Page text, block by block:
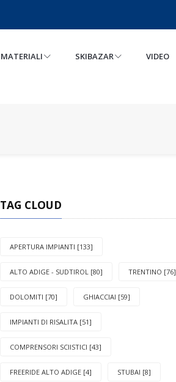
MATERIALI SKIBAZAR VIDEO
TAG CLOUD
APERTURA IMPIANTI [133]
ALTO ADIGE - SUDTIROL [80] TRENTINO [76]
DOLOMITI [70] GHIACCIAI [59]
IMPIANTI DI RISALITA [51]
COMPRENSORI SCIISTICI [43]
FREERIDE ALTO ADIGE [4] STUBAI [8]